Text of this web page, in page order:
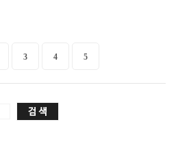
3 4 5